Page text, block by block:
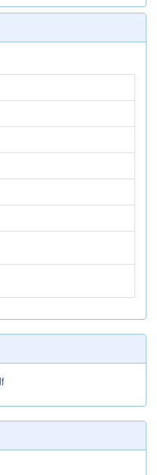
学校紹介説
りました。生
教育委員会か
されていま
自ら考え、判
に取り組んで